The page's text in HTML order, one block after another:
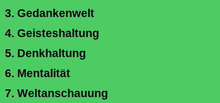
3. Gedankenwelt
4. Geisteshaltung
5. Denkhaltung
6. Mentalität
7. Weltanschauung